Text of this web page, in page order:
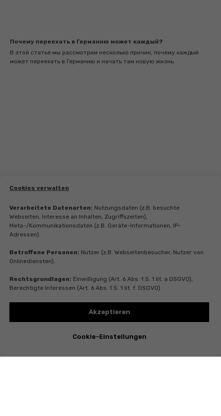
Почему переехать в Германию может каждый?
В этой статье мы рассмотрим несколько причин, почему каждый
может переехать в Германию и начать там новую жизнь.
Cookies verwalten
Verarbeitete Datenarten: Nutzungsdaten (z.B. besuchte
Webseiten, Interesse an Inhalten, Zugriffszeiten),
Meta-/Kommunikationsdaten (z.B. Geräte-Informationen, IP-
Adressen).
Betroffene Personen: Nutzer (z.B. Webseitenbesucher, Nutzer von
Onlinediensten).
Rechtsgrundlagen: Einwilligung (Art. 6 Abs. 1 S. 1 lit. a DSGVO),
Berechtigte Interessen (Art. 6 Abs. 1 S. 1 lit. f. DSGVO)
Akzeptieren
Cookie-Einstellungen